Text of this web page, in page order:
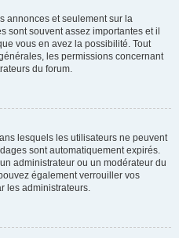
annonces et seulement sur la
sont souvent assez importantes et il
vous en avez la possibilité. Tout
les permissions concernant
du forum.
lesquels les utilisateurs ne peuvent
sont automatiquement expirés.
administrateur ou un modérateur du
également verrouiller vos
les administrateurs.